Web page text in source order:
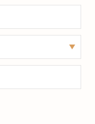
好的公司製
淨的蔬菜
底洗淨。